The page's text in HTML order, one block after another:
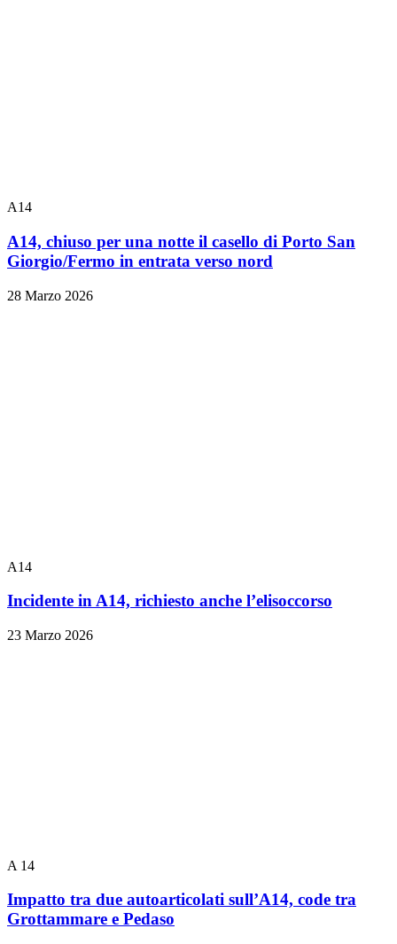
A14
A14, chiuso per una notte il casello di Porto San
Giorgio/Fermo in entrata verso nord
28 Marzo 2026
A14
Incidente in A14, richiesto anche l’elisoccorso
23 Marzo 2026
A 14
Impatto tra due autoarticolati sull’A14, code tra
Grottammare e Pedaso